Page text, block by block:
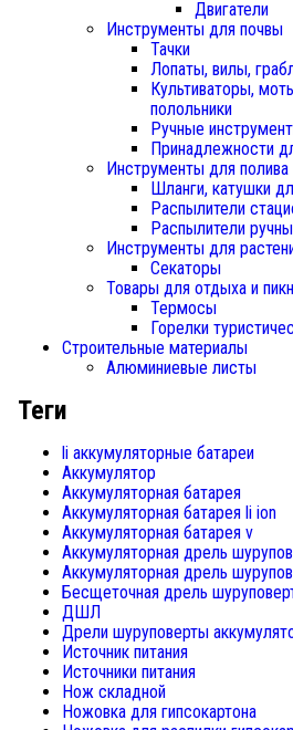
Двигатели
Инструменты для почвы
Тачки
Лопаты, вилы,
Культиваторы,
полольники
Ручные
Принадлежности
Инструменты для полива
Шланги, катушки
Распылители
Распылители
Инструменты для
Секаторы
Товары для отдыха и
Термосы
Горелки
Строительные материалы
Алюминиевые листы
Теги
li аккумуляторные батареи
Аккумулятор
Аккумуляторная батарея
Аккумуляторная батарея li ion
Аккумуляторная батарея v
Аккумуляторная дрель
Аккумуляторная дрель
Бесщеточная дрель
ДШЛ
Дрели шуруповерты
Источник питания
Источники питания
Нож складной
Ножовка для гипсокартона